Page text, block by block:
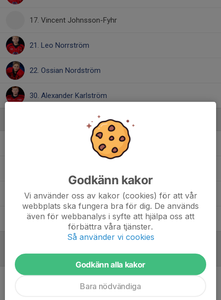
17. Vincent Johnsson-Fyhr
21. Leo Norrström
22. Ossian Nordström
30. Alexander Karlström
Materialare
Marie KarlströmLagledare
Olle HolmquistMaterialare
Referat
Inget referat skrivet
Godkänn kakor
Vi använder oss av kakor (cookies) för att vår
webbplats ska fungera bra för dig. De används
även för webbanalys i syfte att hjälpa oss att
förbättra våra tjänster.
Så använder vi cookies
Godkänn alla kakor
Bara nödvändiga